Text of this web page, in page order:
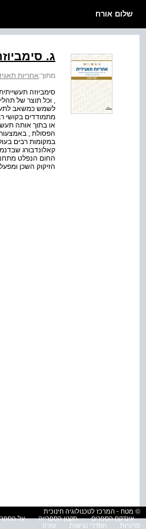
שלום אורח
ג.
מתוך:אחריות
סימביוזה
, וכל תוצר של
לשמש כמשאב
מתמודדים בקושי
או בתוך אותה
הפסולת ,
במקומות רבים
החום הנפלט
הזיקוק השכן
© מטח - המרכז לטכנולוגיה חינוכית
אינדקס הספרים
תקנון הספרייה על
פרטיות
הסדרי נגישות עזרה